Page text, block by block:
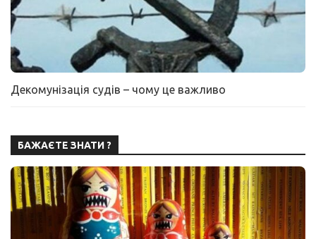
Декомунізація судів – чому це важливо
БАЖАЄТЕ ЗНАТИ ?